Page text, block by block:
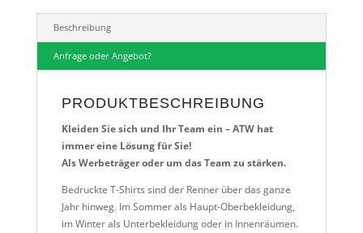
Beschreibung
Anfrage oder Angebot?
PRODUKTBESCHREIBUNG
Kleiden Sie sich und Ihr Team ein – ATW hat
immer eine Lösung für Sie!
Als Werbeträger oder um das Team zu stärken.
Bedruckte T-Shirts sind der Renner über das ganze
Jahr hinweg. Im Sommer als Haupt-Oberbekleidung,
im Winter als Unterbekleidung oder in Innenräumen.